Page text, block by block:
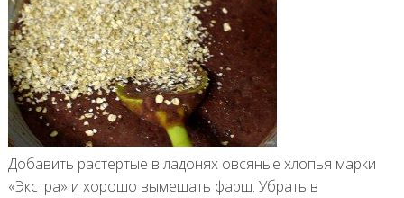
Добавить растертые в ладонях овсяные хлопья марки
«Экстра» и хорошо вымешать фарш. Убрать в